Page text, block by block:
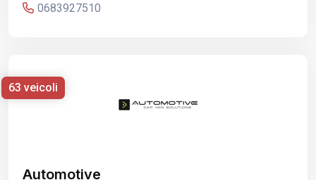
0683927510
63 veicoli
Automotive